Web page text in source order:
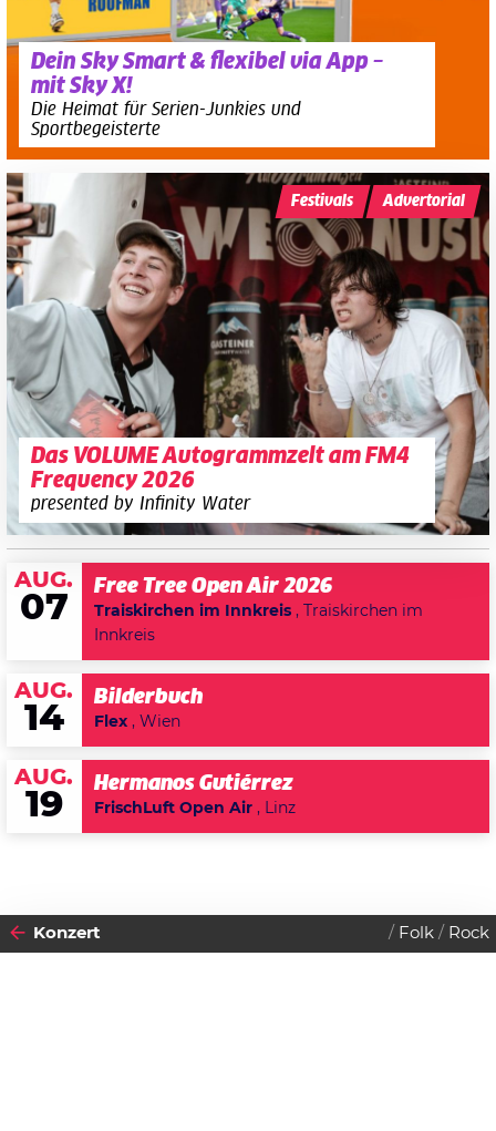
Dein Sky Smart & flexibel via App –
mit Sky X!
Die Heimat für Serien-Junkies und
Sportbegeisterte
Das VOLUME Autogrammzelt am FM4
Frequency 2026
presented by Infinity Water
Festivals Advertorial
AUG.
07
Free Tree Open Air 2026
Traiskirchen im Innkreis , Traiskirchen im
Innkreis
AUG.
14
Bilderbuch
Flex , Wien
AUG.
19
Hermanos Gutiérrez
FrischLuft Open Air , Linz
Konzert Folk Rock